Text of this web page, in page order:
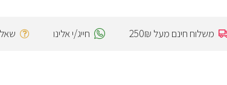
משלוח חינם מעל 250₪ חייג/י אלינו